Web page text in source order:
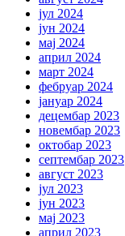
јул 2024
јун 2024
мај 2024
април 2024
март 2024
фебруар 2024
јануар 2024
децембар 2023
новембар 2023
октобар 2023
септембар 2023
август 2023
јул 2023
јун 2023
мај 2023
април 2023